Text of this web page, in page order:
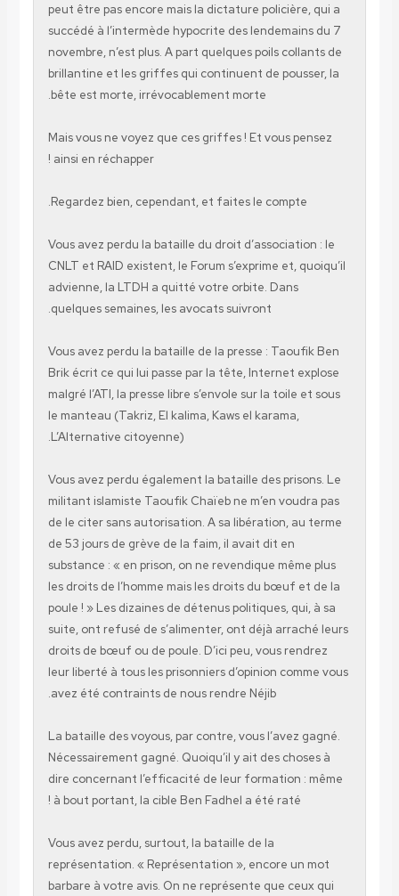
peut être pas encore mais la dictature
succédé à l’intermède hypocrite des
novembre, n’est plus. A part quelques poils
brillantine et les griffes qui continuent de
bête est morte, irrévocablement morte.
Mais vous ne voyez que ces griffes ! Et vous
ainsi en réchapper !
Regardez bien, cependant, et faites le compte.
Vous avez perdu la bataille du droit
CNLT et RAID existent, le Forum s’exprime et,
advienne, la LTDH a quitté votre orbite. Dans
quelques semaines, les avocats suivront.
Vous avez perdu la bataille de la presse :
Brik écrit ce qui lui passe par la tête, Internet
malgré l’ATI, la presse libre s’envole sur la toile
le manteau (Takriz, El kalima, Kaws el karama,
L’Alternative citoyenne).
Vous avez perdu également la bataille des
militant islamiste Taoufik Chaïeb ne m’en
de le citer sans autorisation. A sa libération, au
de 53 jours de grève de la faim, il avait dit en
substance : « en prison, on ne revendique
les droits de l’homme mais les droits du bœuf
poule ! » Les dizaines de détenus politiques,
suite, ont refusé de s’alimenter, ont déjà
droits de bœuf ou de poule. D’ici peu, vous
leur liberté à tous les prisonniers d’opinion
avez été contraints de nous rendre Néjib.
La bataille des voyous, par contre, vous l’avez
Nécessairement gagné. Quoiqu’il y ait des
dire concernant l’efficacité de leur formation :
à bout portant, la cible Ben Fadhel a été raté !
Vous avez perdu, surtout, la bataille de la
représentation. « Représentation », encore un
barbare à votre avis. On ne représente que